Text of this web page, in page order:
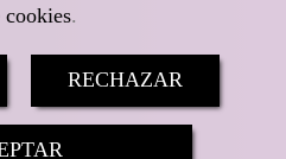
.
RECHAZAR